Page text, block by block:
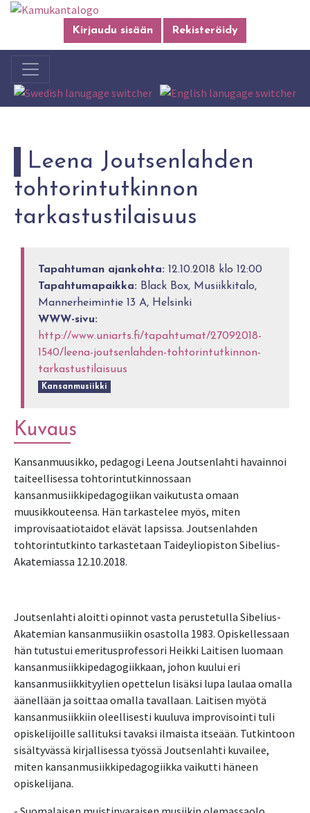
Kirjaudu sisään Rekisteröidy
Leena Joutsenlahden
tohtorintutkinnon
tarkastustilaisuus
Tapahtuman ajankohta: 12.10.2018 klo 12:00
Tapahtumapaikka: Black Box, Musiikkitalo,
Mannerheimintie 13 A, Helsinki
WWW-sivu:
http://www.uniarts.fi/tapahtumat/27092018-
1540/leena-joutsenlahden-tohtorintutkinnon-
tarkastustilaisuus
Kansanmusiikki
Kuvaus
Kansanmuusikko, pedagogi Leena Joutsenlahti havainnoi
taiteellisessa tohtorintutkinnossaan
kansanmusiikkipedagogiikan vaikutusta omaan
muusikkouteensa. Hän tarkastelee myös, miten
improvisaatiotaidot elävät lapsissa. Joutsenlahden
tohtorintutkinto tarkastetaan Taideyliopiston Sibelius-
Akatemiassa 12.10.2018.
Joutsenlahti aloitti opinnot vasta perustetulla Sibelius-
Akatemian kansanmusiikin osastolla 1983. Opiskellessaan
hän tutustui emeritusprofessori Heikki Laitisen luomaan
kansanmusiikkipedagogiikkaan, johon kuului eri
kansanmusiikkityylien opettelun lisäksi lupa laulaa omalla
äänellään ja soittaa omalla tavallaan. Laitisen myötä
kansanmusiikkiin oleellisesti kuuluva improvisointi tuli
opiskelijoille sallituksi tavaksi ilmaista itseään. Tutkintoon
sisältyvässä kirjallisessa työssä Joutsenlahti kuvailee,
miten kansanmusiikkipedagogiikka vaikutti häneen
opiskelijana.